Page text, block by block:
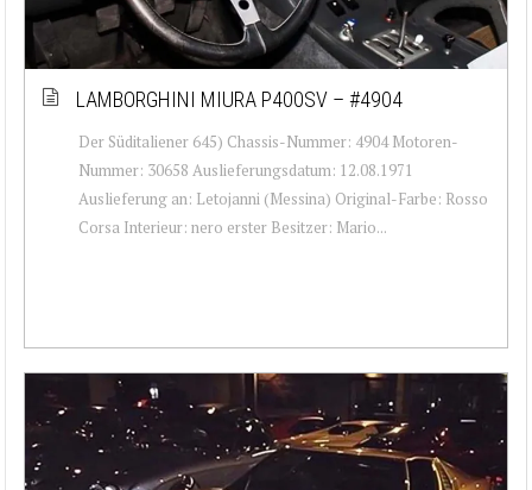
LAMBORGHINI MIURA P400SV – #4904
Der Süditaliener 645) Chassis-Nummer: 4904 Motoren-
Nummer: 30658 Auslieferungsdatum: 12.08.1971
Auslieferung an: Letojanni (Messina) Original-Farbe: Rosso
Corsa Interieur: nero erster Besitzer: Mario...